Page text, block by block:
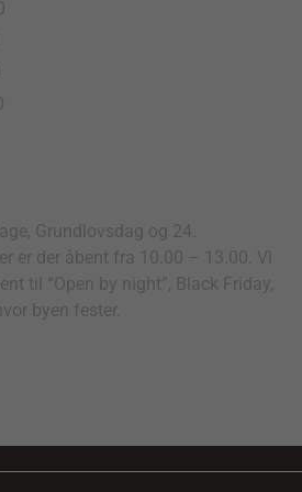
Grundlovsdag og 24.
er der åbent fra 10.00 – 13.00. Vi
til “Open by night”, Black Friday,
byen fester.